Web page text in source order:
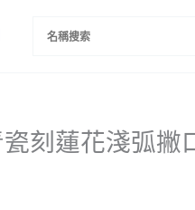
刻蓮花淺弧撇